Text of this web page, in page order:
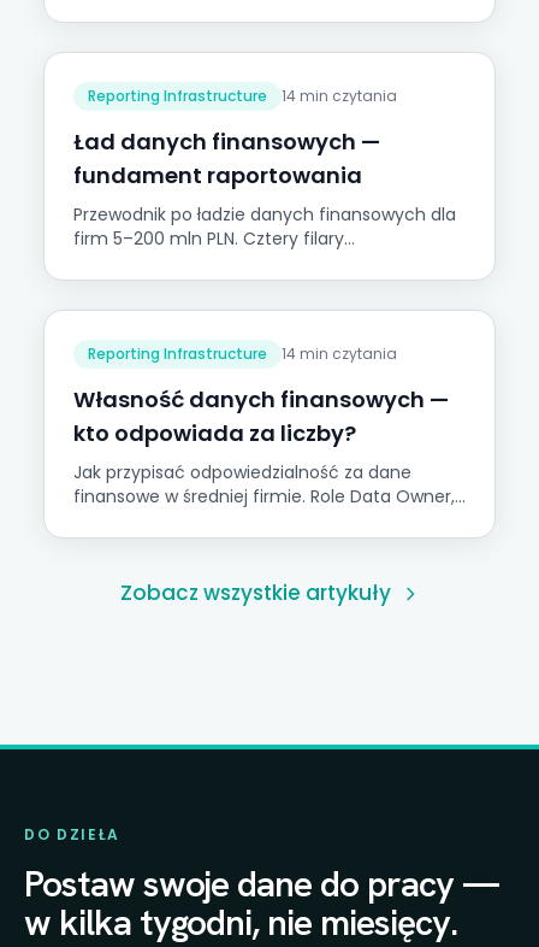
miesięcznego raportowania grupowego.
Odpowiedź leży w infrastrukturze, nie w
oprogramowaniu.
Reporting Infrastructure 14 min czytania
Ład danych finansowych —
fundament raportowania
Przewodnik po ładzie danych finansowych dla
firm 5–200 mln PLN. Cztery filary
Onetribe.
Reporting Infrastructure 14 min czytania
Własność danych finansowych —
kto odpowiada za liczby?
Jak przypisać odpowiedzialność za dane
finansowe w średniej firmie. Role Data Owner,
Zobacz wszystkie artykuły
DO DZIEŁA
Postaw swoje dane do pracy —
w kilka tygodni, nie miesięcy.